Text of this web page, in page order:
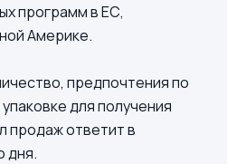
программ в ЕС,
Америке.
предпочтения по
для получения
продаж ответит в
дня.